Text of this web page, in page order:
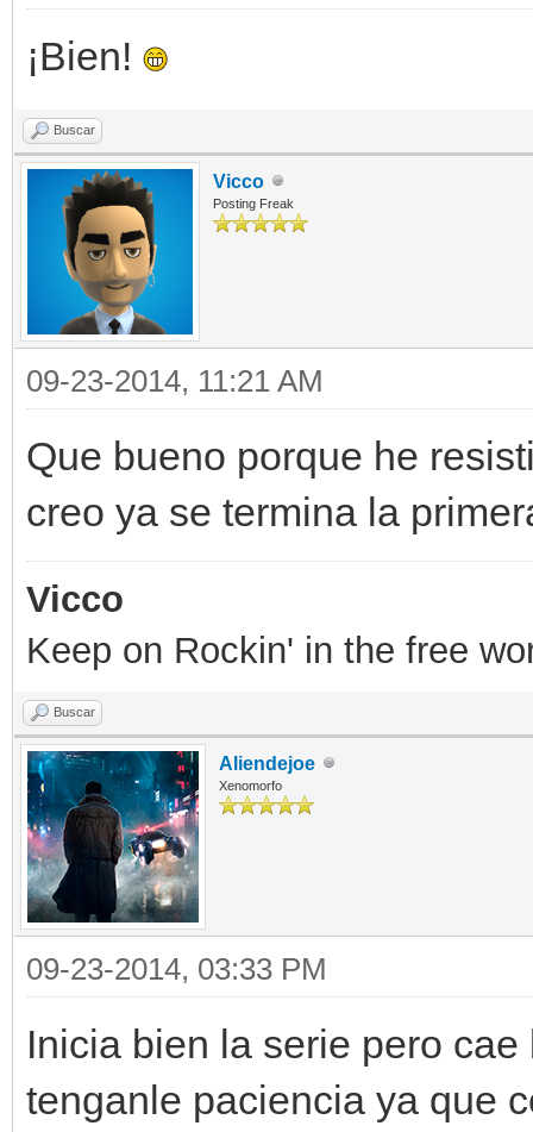
¡Bien!
Buscar
Vicco
Posting Freak
09-23-2014, 11:21 AM
Que bueno porque he
creo ya se termina la
Vicco
Keep on Rockin' in the free
Buscar
Aliendejoe
Xenomorfo
09-23-2014, 03:33 PM
Inicia bien la serie pero
tenganle paciencia ya que